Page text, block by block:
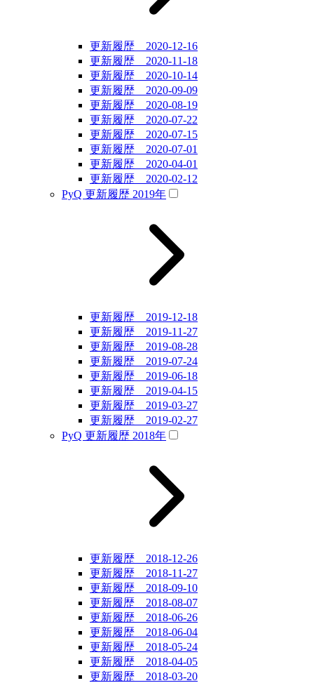
更新履歴 2020-12-16
更新履歴 2020-11-18
更新履歴 2020-10-14
更新履歴 2020-09-09
更新履歴 2020-08-19
更新履歴 2020-07-22
更新履歴 2020-07-15
更新履歴 2020-07-01
更新履歴 2020-04-01
更新履歴 2020-02-12
PyQ 更新履歴 2019年
更新履歴 2019-12-18
更新履歴 2019-11-27
更新履歴 2019-08-28
更新履歴 2019-07-24
更新履歴 2019-06-18
更新履歴 2019-04-15
更新履歴 2019-03-27
更新履歴 2019-02-27
PyQ 更新履歴 2018年
更新履歴 2018-12-26
更新履歴 2018-11-27
更新履歴 2018-09-10
更新履歴 2018-08-07
更新履歴 2018-06-26
更新履歴 2018-06-04
更新履歴 2018-05-24
更新履歴 2018-04-05
更新履歴 2018-03-20